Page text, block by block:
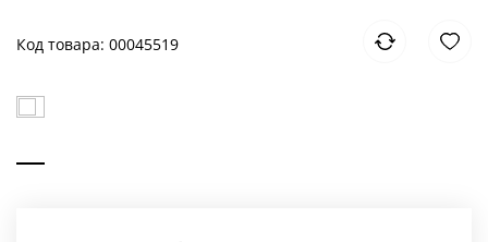
Код товара: 00045519